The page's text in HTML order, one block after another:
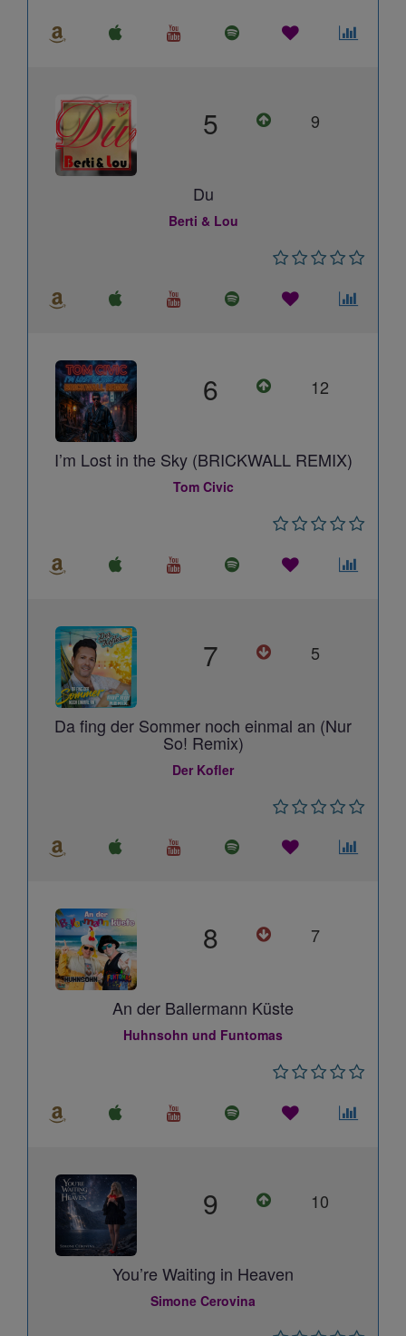
5 9
Du
Berti & Lou
6 12
I’m Lost in the Sky (BRICKWALL REMIX)
Tom Civic
7 5
Da fing der Sommer noch einmal an (Nur
So! Remix)
Der Kofler
8 7
An der Ballermann Küste
Huhnsohn und Funtomas
9 10
You’re Waiting in Heaven
Simone Cerovina